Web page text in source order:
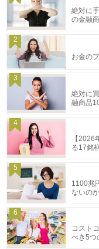
絶対に
の金融
2
お金の
3
絶対に
融商品
4
【
る17銘
5
1100兆
ないの
6
コスト
べき5つ